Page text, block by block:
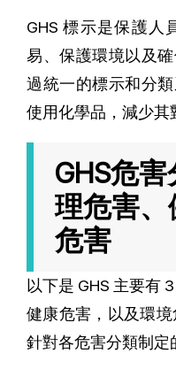
GHS 標示是保護人
易、保護環境以及
過統一的標示和分
使用化學品，減少其
GHS危
理危害
危害
以下是 GHS 主要有
健康危害，以及環
針對各危害分類制定